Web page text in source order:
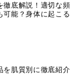
徹底解説！適切な頻
可能？身体に起こる
を肌質別に徹底紹介